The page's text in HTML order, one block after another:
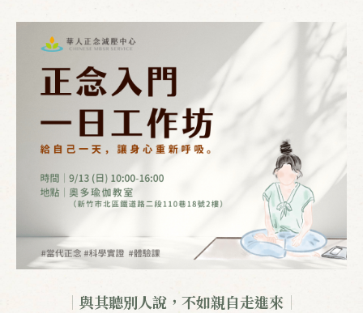
｜ 與其聽別人說，不如親自走進來 ｜